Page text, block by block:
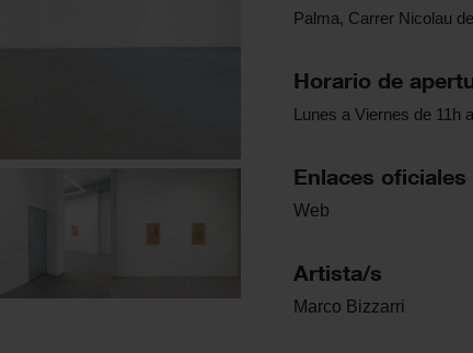
Palma, Carrer Nicolau
Horario de
Lunes a Viernes de 11h
Enlaces oficiales
Web
Artista/s
Marco Bizzarri